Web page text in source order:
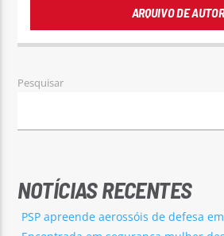
ARQUIVO DE AUTOR
Pesquisar
NOTÍCIAS RECENTES
PSP apreende aerossóis de defesa